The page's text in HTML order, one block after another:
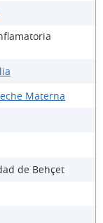
Materna
de Behçet